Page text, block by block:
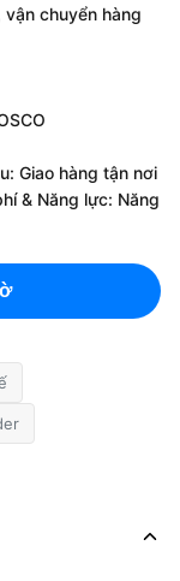
chuyển hàng
Giao hàng tận nơi
& Năng lực: Năng